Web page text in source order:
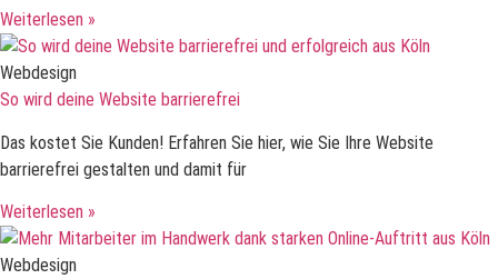
Weiterlesen »
Webdesign
So wird deine Website barrierefrei
Das kostet Sie Kunden! Erfahren Sie hier, wie Sie Ihre Website
barrierefrei gestalten und damit für
Weiterlesen »
Webdesign